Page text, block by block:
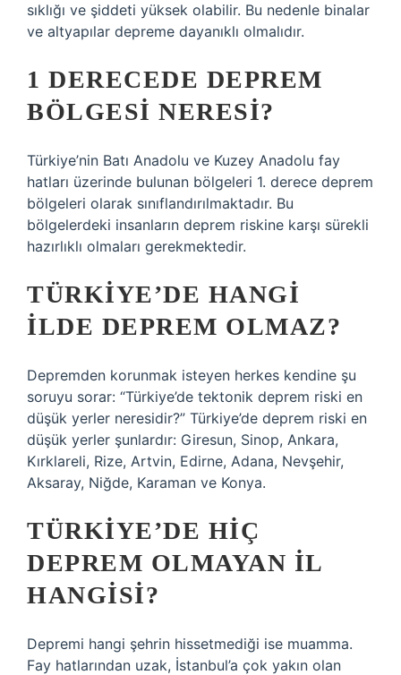
sıklığı ve şiddeti yüksek olabilir. Bu nedenle binalar
ve altyapılar depreme dayanıklı olmalıdır.
1 DERECEDE DEPREM
BÖLGESI NERESI?
Türkiye’nin Batı Anadolu ve Kuzey Anadolu fay
hatları üzerinde bulunan bölgeleri 1. derece deprem
bölgeleri olarak sınıflandırılmaktadır. Bu
bölgelerdeki insanların deprem riskine karşı sürekli
hazırlıklı olmaları gerekmektedir.
TÜRKIYE’DE HANGI
ILDE DEPREM OLMAZ?
Depremden korunmak isteyen herkes kendine şu
soruyu sorar: “Türkiye’de tektonik deprem riski en
düşük yerler neresidir?” Türkiye’de deprem riski en
düşük yerler şunlardır: Giresun, Sinop, Ankara,
Kırklareli, Rize, Artvin, Edirne, Adana, Nevşehir,
Aksaray, Niğde, Karaman ve Konya.
TÜRKIYE’DE HIÇ
DEPREM OLMAYAN IL
HANGISI?
Depremi hangi şehrin hissetmediği ise muamma.
Fay hatlarından uzak, İstanbul’a çok yakın olan